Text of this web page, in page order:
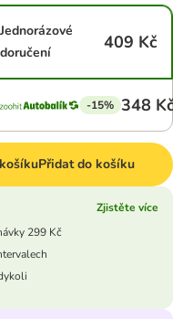
Jednorázové
doručení
409 Kč
-15% 348
Přidat do košíku
Zjistěte více
299 Kč